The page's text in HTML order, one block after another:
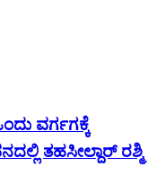
ವರ್ಗಗಕ್ಕೆ
ತಹಸೀಲ್ದಾರ್ ರಶ್ಮಿ